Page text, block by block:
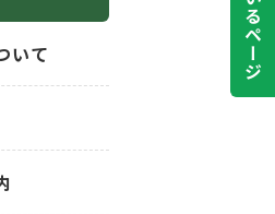
いて